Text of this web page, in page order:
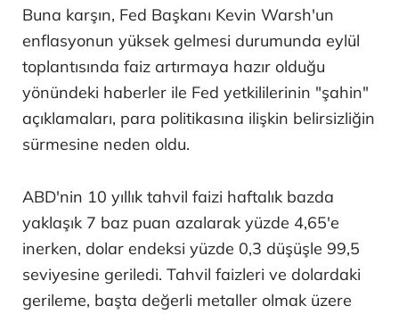
Buna karşın, Fed Başkanı Kevin Warsh'un
enflasyonun yüksek gelmesi durumunda eylül
toplantısında faiz artırmaya hazır olduğu
yönündeki haberler ile Fed yetkililerinin "şahin"
açıklamaları, para politikasına ilişkin belirsizliğin
sürmesine neden oldu.
ABD'nin 10 yıllık tahvil faizi haftalık bazda
yaklaşık 7 baz puan azalarak yüzde 4,65'e
inerken, dolar endeksi yüzde 0,3 düşüşle 99,5
seviyesine geriledi. Tahvil faizleri ve dolardaki
gerileme, başta değerli metaller olmak üzere